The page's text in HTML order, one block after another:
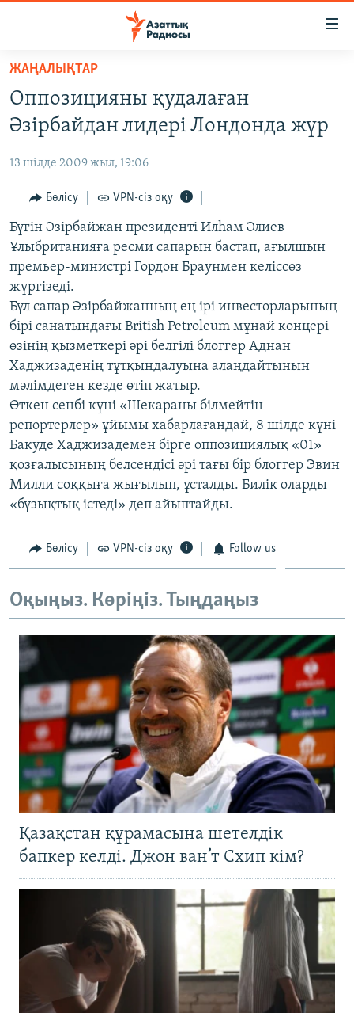
Skip
main
content
to
Navigation
Skip
to
Search
САЯСАТ
AZATTYQTV
ҚАҢТАР ОҚИҒАСЫ
АДАМ ҚҰҚЫҚТАРЫ
ӘЛЕУМЕТ
ӘЛЕМ
АРНАЙЫ ЖОБАЛАР
Русский
ЖАЗЫЛЫҢЫЗ
Басқа тілдерде
ЖАҢАЛЫҚТАР
Оппозицияны қудалаған
Әзірбайдан лидері Лондонда жүр
13 шілде 2009 жыл, 19:06
Бөлісу VPN-сіз оқу
Бүгін Әзірбайжан президенті Илһам Әлиев
Ұлыбританияға ресми сапарын бастап, ағылшын
премьер-министрі Гордон Браунмен келіссөз
жүргізеді.
Бұл сапар Әзірбайжанның ең ірі инвесторларының
бірі санатындағы British Petroleum мұнай концері
өзінің қызметкері әрі белгілі блоггер Аднан
Хаджизаденің тұтқындалуына алаңдайтынын
мәлімдеген кезде өтіп жатыр.
Өткен сенбі күні «Шекараны білмейтін
репортерлер» ұйымы хабарлағандай, 8 шілде күні
Бакуде Хаджизадемен бірге оппозициялық «01»
қозғалысының белсендісі әрі тағы бір блоггер Эвин
Милли соққыға жығылып, ұсталды. Билік оларды
«бұзықтық істеді» деп айыптайды.
Бөлісу VPN-сіз оқу Follow us
Оқыңыз. Көріңіз. Тыңдаңыз
Қазақстан құрамасына шетелдік
бапкер келді. Джон ван’т Схип кім?